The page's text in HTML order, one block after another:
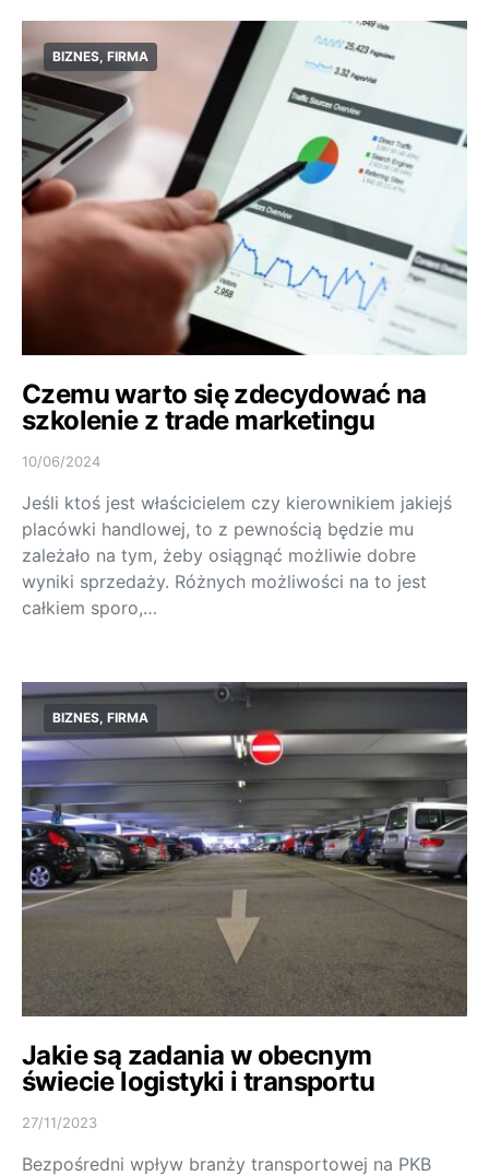
BIZNES, FIRMA
Czemu warto się zdecydować na
szkolenie z trade marketingu
10/06/2024
Jeśli ktoś jest właścicielem czy kierownikiem jakiejś
placówki handlowej, to z pewnością będzie mu
zależało na tym, żeby osiągnąć możliwie dobre
wyniki sprzedaży. Różnych możliwości na to jest
całkiem sporo,…
BIZNES, FIRMA
Jakie są zadania w obecnym
świecie logistyki i transportu
27/11/2023
Bezpośredni wpływ branży transportowej na PKB